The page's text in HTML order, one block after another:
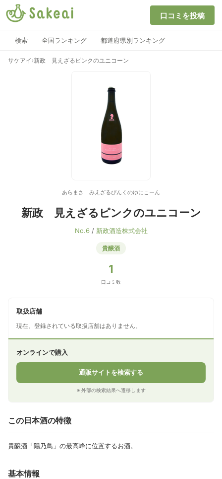
口コミを投稿
検索 全国ランキング 都道府県別ランキング
サケアイ ›新政 見えざるピンクのユニコーン
あらまさ みえざるぴんくのゆにこーん
新政 見えざるピンクのユニコーン
No.6/ 新政酒造株式会社
貴醸酒
1
口コミ数
取扱店舗
現在、登録されている取扱店舗はありません。
オンラインで購入
通販サイトを検索する
※ 外部の検索結果へ遷移します
この日本酒の特徴
貴醸酒「陽乃鳥」の最高峰に位置するお酒。
基本情報